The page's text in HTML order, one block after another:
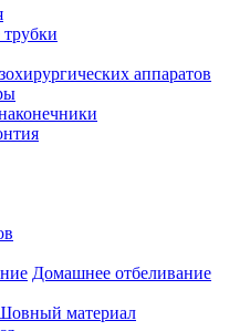
аппаратов
Домашнее отбеливание
материал